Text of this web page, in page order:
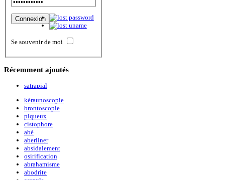
Se souvenir de moi
Récemment ajoutés
satrapial
kéraunoscopie
brontoscopie
piqueux
cistophore
abé
aberliner
absidalement
osirification
abrahamisme
abodrite